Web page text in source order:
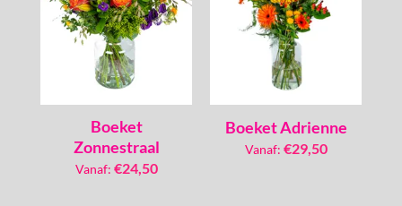
Boeket
Zonnestraal
Vanaf: €24,50
Boeket Adrienne
Vanaf: €29,50